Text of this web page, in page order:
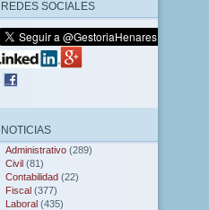
REDES SOCIALES
NOTICIAS
Administrativo (289)
Civil (81)
Contabilidad (22)
Fiscal (377)
Laboral (435)